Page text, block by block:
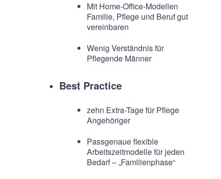
Mit Home-Office-Modellen
Familie, Pflege und Beruf gut
vereinbaren
Wenig Verständnis für
Pflegende Männer
Best Practice
zehn Extra-Tage für Pflege
Angehöriger
Passgenaue flexible
Arbeitszeitmodelle für jeden
Bedarf – „Familienphase“